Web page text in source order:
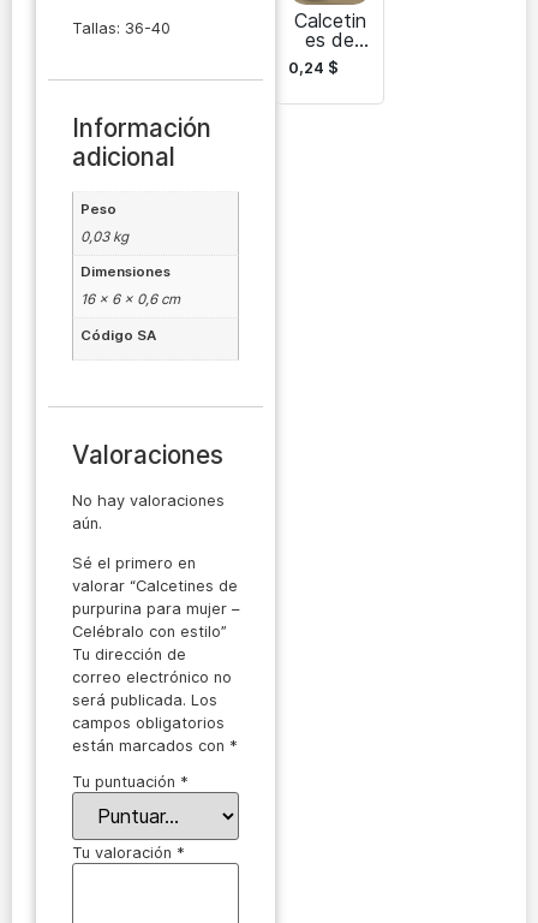
Tallas: 36-40
Información
adicional
Peso
0,03 kg
Dimensiones
16 × 6 × 0,6 cm
Código SA
Valoraciones
No hay valoraciones
aún.
Sé el primero en
valorar “Calcetines de
purpurina para mujer –
Celébralo con estilo”
Tu dirección de
correo electrónico no
será publicada. Los
campos obligatorios
están marcados con *
Tu puntuación *
Tu valoración *
Calcetin
es de
vestir sin
costuras
0,24 $